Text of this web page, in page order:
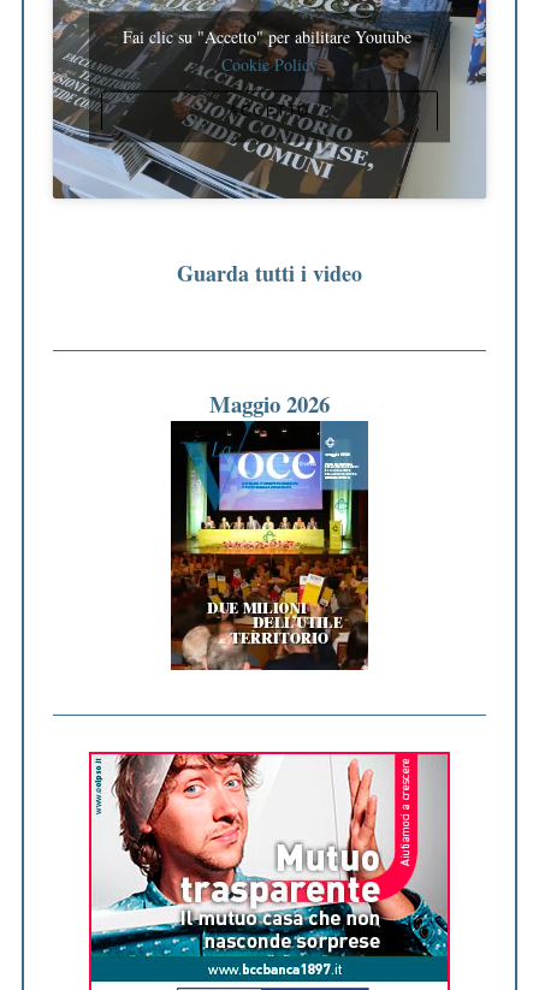
Fai clic su "Accetto" per abilitare Youtube
Cookie Policy
ACCETTO
Guarda tutti i video
Maggio 2026